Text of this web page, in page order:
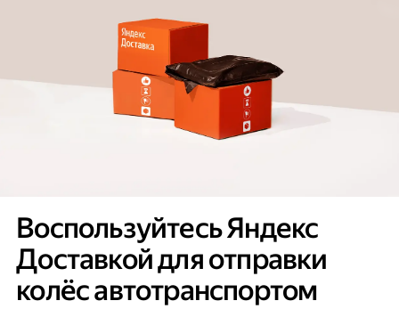
Воспользуйтесь Яндекс
Доставкой для отправки
колёс автотранспортом